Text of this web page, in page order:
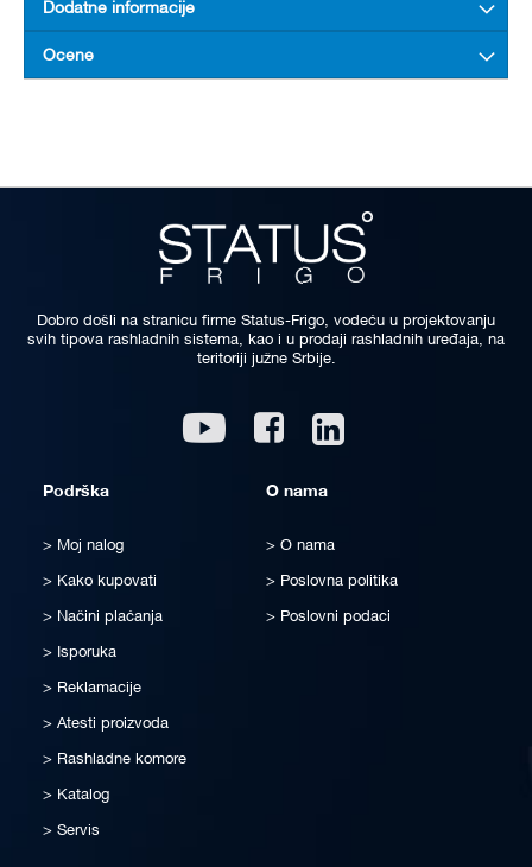
Dodatne informacije
Ocene
Dobro došli na stranicu firme Status-Frigo, vodeću u projektovanju
svih tipova rashladnih sistema, kao i u prodaji rashladnih uređaja, na
teritoriji južne Srbije.
Youtube Facebook
Podrška
Moj nalog
Kako kupovati
Načini plaćanja
Isporuka
Reklamacije
Atesti proizvoda
Rashladne komore
Katalog
Servis
O nama
O nama
Poslovna politika
Poslovni podaci